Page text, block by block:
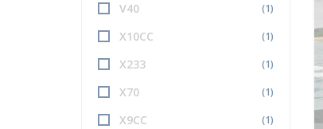
V40 (1)
X10CC (1)
X233 (1)
X70 (1)
X9CC (1)